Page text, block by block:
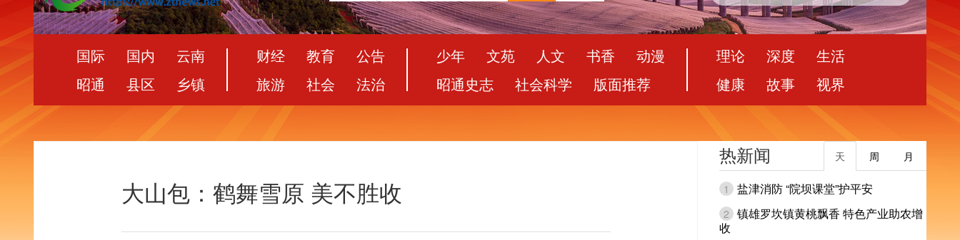
国际 国内
云南
昭通
县区 乡镇
财经 教育
公告
旅游
社会 法治
少年 文苑 人文 书香
动漫
昭通史志
社会科学 版面推荐
理论 深度
生活
健康
故事 视界
大山包：鹤舞雪原 美不胜收
热新闻 月
周
天
1 盐津消防 “院坝课堂”护平安
2 镇雄罗坎镇黄桃飘香 特色产业助农增
收